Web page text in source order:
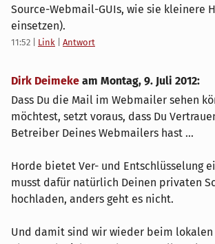
Source-Webmail-GUIs, wie sie kleinere
einsetzen).
11:52 Link Antwort
Dirk Deimeke am Montag, 9. Juli 2012:
Dass Du die Mail im Webmailer sehen
möchtest, setzt voraus, dass Du
Betreiber Deines Webmailers hast ...
Horde bietet Ver- und Entschlüsselung
musst dafür natürlich Deinen privaten
hochladen, anders geht es nicht.
Und damit sind wir wieder beim